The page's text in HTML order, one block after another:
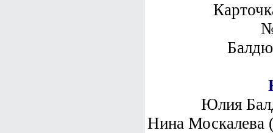
№
Юлия
Нина Москалева